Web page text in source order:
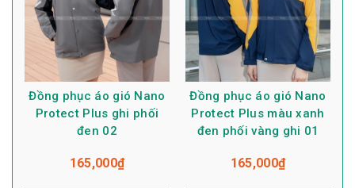
Đồng phục áo gió Nano
Protect Plus ghi phối
đen 02
165,000₫
Đồng phục áo gió Nano
Protect Plus màu xanh
đen phối vàng ghi 01
165,000₫